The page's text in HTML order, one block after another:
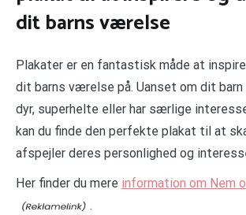
dit barns værelse
Plakater er en fantastisk måde at
dit barns værelse på. Uanset om dit
dyr, superhelte eller har særlige
kan du finde den perfekte plakat til at
afspejler deres personlighed og
Her finder du mere information om Nem
.